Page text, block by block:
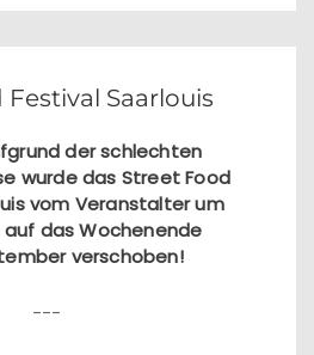
Saarlouis
der schlechten
wurde das Street Food
vom Veranstalter um
das Wochenende
verschoben!
---